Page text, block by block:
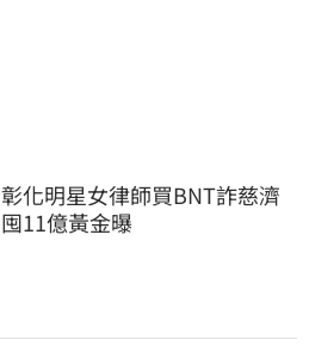
彰化明星女律師買BNT詐慈濟
囤11億黃金曝